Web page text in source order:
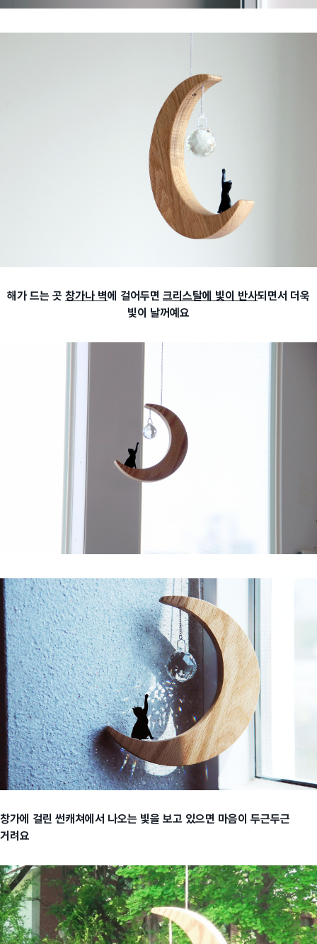
해가 드는 곳 창가나 벽에 걸어두면 크리스탈에 빛이 반사되면서 더욱
빛이 날꺼예요
창가에 걸린 썬캐쳐에서 나오는 빛을 보고 있으면 마음이 두근두근
거려요